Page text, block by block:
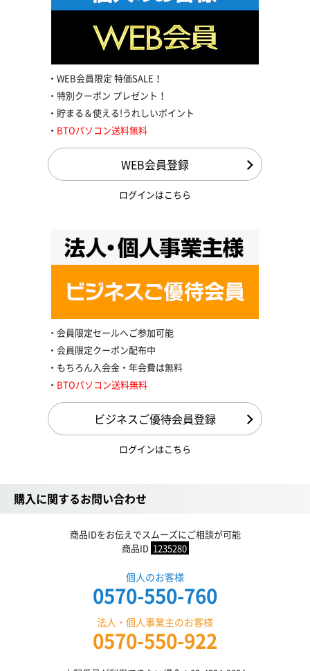
WEB会員限定 特価SALE！
特別クーポン プレゼント！
貯まる＆使える!うれしいポイント
BTOパソコン送料無料
WEB会員登録
ログインはこちら
会員限定セールへご参加可能
会員限定クーポン配布中
もちろん入会金・年会費は無料
BTOパソコン送料無料
ビジネスご優待会員登録
ログインはこちら
購入に関するお問い合わせ
商品IDをお伝えでスムーズにご相談が可能
商品ID 1235280
個人のお客様
0570-550-760
法人・個人事業主のお客様
0570-550-922